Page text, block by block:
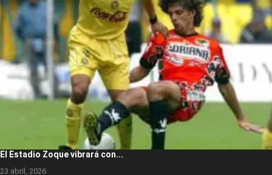
El Estadio Zoque vibrará con...
23 abril, 2026